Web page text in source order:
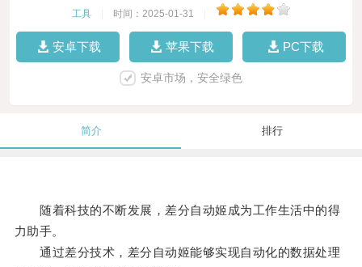
工具 时间：2025-01-31
安卓下载 苹果下载 PC下载
安卓市场，安全绿色
简介 排行
随着科技的不断发展，差分自动姬成为工作生活中的得
力助手。
通过差分技术，差分自动姬能够实现自动化的数据处理